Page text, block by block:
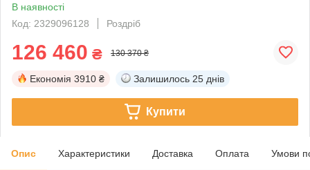
В наявності
Код: 2329096128
Роздріб
126 460 ₴ 130 370 ₴
Економія 3910 ₴ Залишилось 25 днів
Купити
Опис Характеристики Доставка Оплата Умови